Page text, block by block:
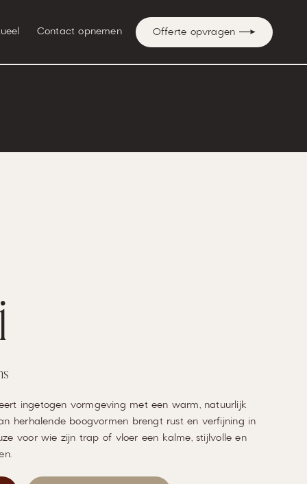
Contact opnemen Offerte opvragen
ingetogen vormgeving met een warm, natuurlijk
herhalende boogvormen brengt rust en verfijning in
voor wie zijn trap of vloer een kalme, stijlvolle en